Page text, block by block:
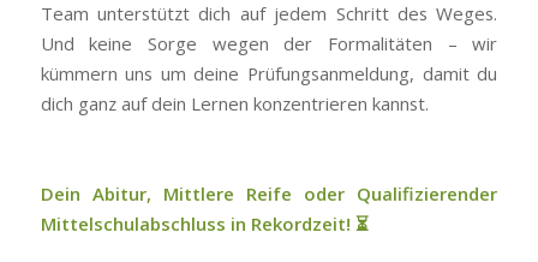
Team unterstützt dich auf jedem Schritt des Weges.
Und keine Sorge wegen der Formalitäten – wir
kümmern uns um deine Prüfungsanmeldung, damit du
dich ganz auf dein Lernen konzentrieren kannst.
Dein Abitur, Mittlere Reife oder Qualifizierender
Mittelschulabschluss in Rekordzeit! ⏳